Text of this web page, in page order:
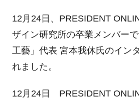
12月24日、PRESIDENT
ザイン研究所の卒業メンバー
工藝」代表 宮本我休氏のイン
れました。
12月24日 PRESIDENT